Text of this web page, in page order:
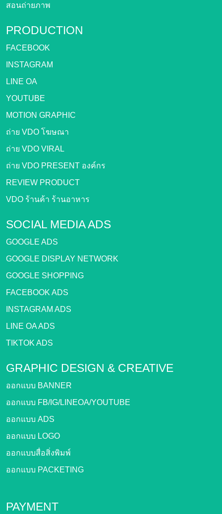
สอนถ่ายภาพ
PRODUCTION
FACEBOOK
INSTAGRAM
LINE OA
YOUTUBE
MOTION GRAPHIC
ถ่าย VDO โฆษณา
ถ่าย VDO VIRAL
ถ่าย VDO PRESENT องค์กร
REVIEW PRODUCT
VDO ร้านค้า ร้านอาหาร
SOCIAL MEDIA ADS
GOOGLE ADS
GOOGLE DISPLAY NETWORK
GOOGLE SHOPPING
FACEBOOK ADS
INSTAGRAM ADS
LINE OA ADS
TIKTOK ADS
GRAPHIC DESIGN & CREATIVE
ออกแบบ BANNER
ออกแบบ FB/IG/LINEOA/YOUTUBE
ออกแบบ ADS
ออกแบบ LOGO
ออกแบบสื่อสิ่งพิมพ์
ออกแบบ PACKETING
PAYMENT